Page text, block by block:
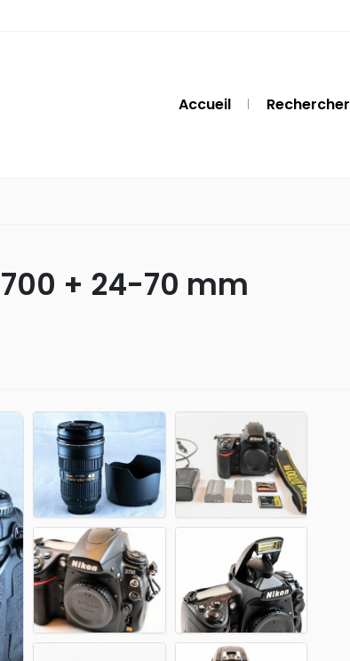
Accueil Rechercher
+ 24-70 mm